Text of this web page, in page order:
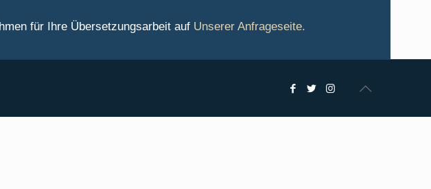
für Ihre Übersetzungsarbeit auf Unserer Anfrageseite.